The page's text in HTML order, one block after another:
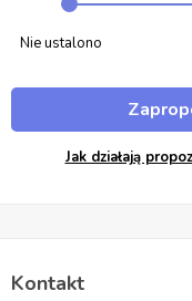
Nie ustalono
Jak działają
Kontakt